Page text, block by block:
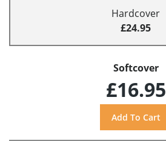
Hardcover
£24.95
Softcover
£16.95